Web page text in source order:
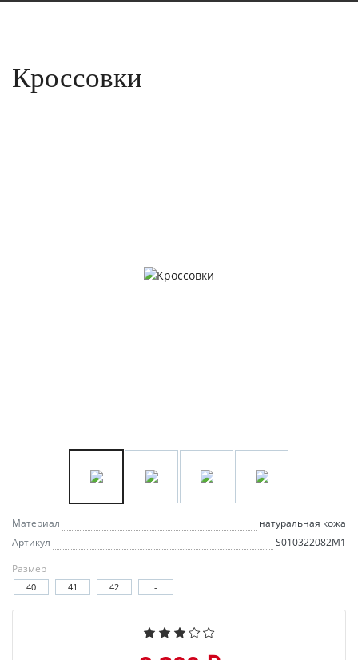
Кроссовки
Материал
натуральная кожа
Артикул
S010322082M1
Размер
40 41 42 -